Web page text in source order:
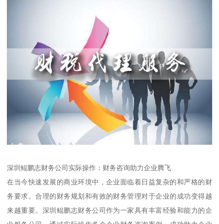
深圳鲲鹏志财务公司实际操作：财务咨询助力企业腾飞
在当今快速发展的商业环境中，企业面临着日益复杂的和严格的财
务要求。合理的财务规划和有效的财务管理对于企业的成功变得越
来越重要。深圳鲲鹏志财务公司作为一家具有丰富经验和能力的企